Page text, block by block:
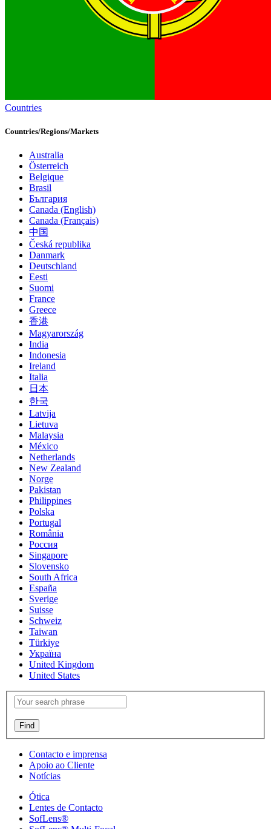
Countries
Countries/Regions/Markets
Australia
Österreich
Belgique
Brasil
България
Canada (English)
Canada (Français)
中国
Česká republika
Danmark
Deutschland
Eesti
Suomi
France
Greece
香港
Magyarország
India
Indonesia
Ireland
Italia
日本
한국
Latvija
Lietuva
Malaysia
México
Netherlands
New Zealand
Norge
Pakistan
Philippines
Polska
Portugal
România
Россия
Singapore
Slovensko
South Africa
España
Sverige
Suisse
Schweiz
Taiwan
Türkiye
Україна
United Kingdom
United States
Contacto e imprensa
Apoio ao Cliente
Notícias
Ótica
Lentes de Contacto
SofLens®